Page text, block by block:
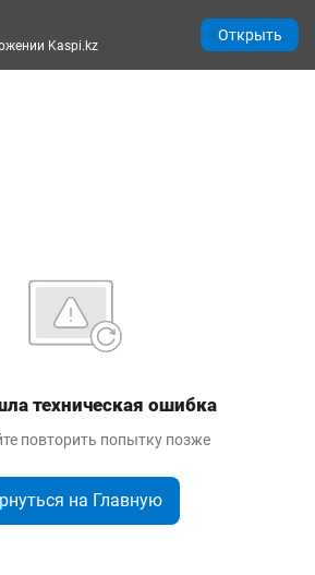
техническая ошибка
повторить попытку позже
на Главную
Kaspi.kz
Открыть